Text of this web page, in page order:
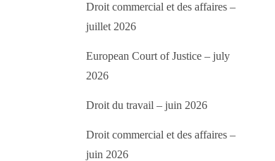
Droit commercial et des affaires –
juillet 2026
European Court of Justice – july
2026
Droit du travail – juin 2026
Droit commercial et des affaires –
juin 2026